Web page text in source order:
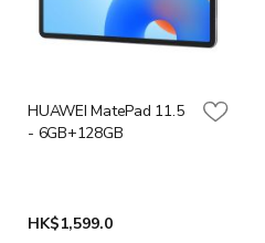
HUAWEI MatePad 11.5
- 6GB+128GB
HK$1,599.0